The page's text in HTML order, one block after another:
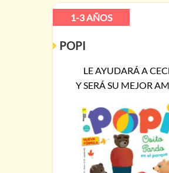
1-3 AÑOS
POPI
LE AYUDARÁ A
Y SERÁ SU MEJOR